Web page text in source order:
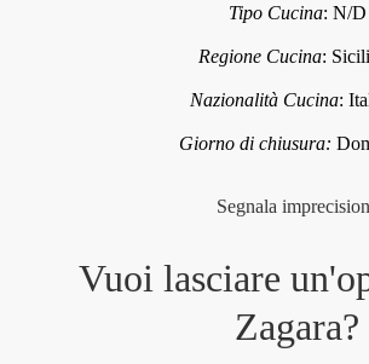
Tipo Cucina: N/D
Regione Cucina:
Nazionalità Cucina:
Giorno di chiusura:
Segnala
Vuoi lasciare
Zagara?